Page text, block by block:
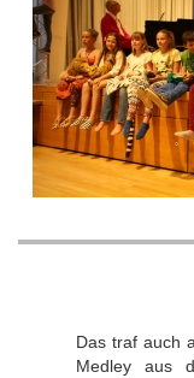
Das traf auch
Medley aus